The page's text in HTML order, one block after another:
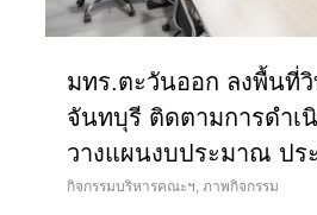
มทร.ตะวันออก ลงพื้นที่วิ
จันทบุรี ติดตามการดำเ
วางแผนงบประมาณ ปร
กิจกรรมบริหารคณะฯ ,ภาพกิจกรรม